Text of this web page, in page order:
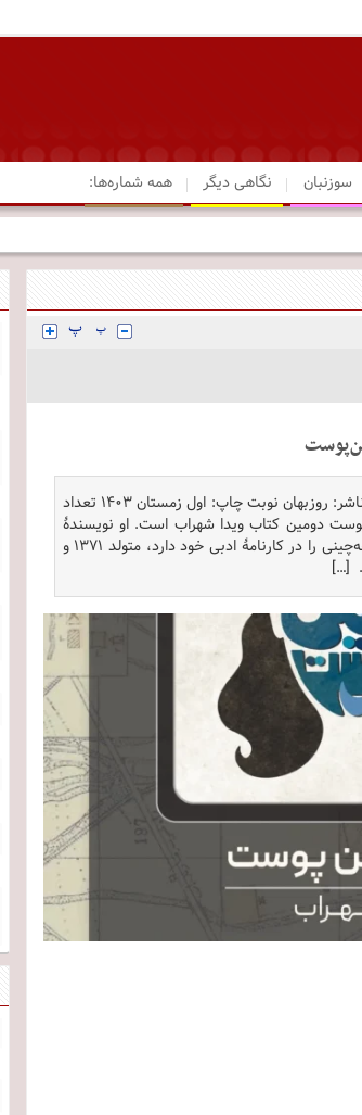
سوزنبان نگاهی دیگر همه شماره‌ها:
نام کتاب: زنان رنگین‌پوست نویسنده: ویدا شهراب ناشر: روزبهان نوبت چاپ: اول زمستان ۱۴۰۳ تعداد
زنان رنگین‌پوست دومین کتاب ویدا شهراب است. او نویسندۀ
جوانی است که چاپ و انتشار نمایشنامۀ فصل گوجه‌چینی را در کارنامۀ ادبی خود دارد، متولد ۱۳۷۱ و
[…]